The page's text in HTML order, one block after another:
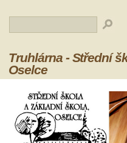
Truhlárna - Střední
Oselce